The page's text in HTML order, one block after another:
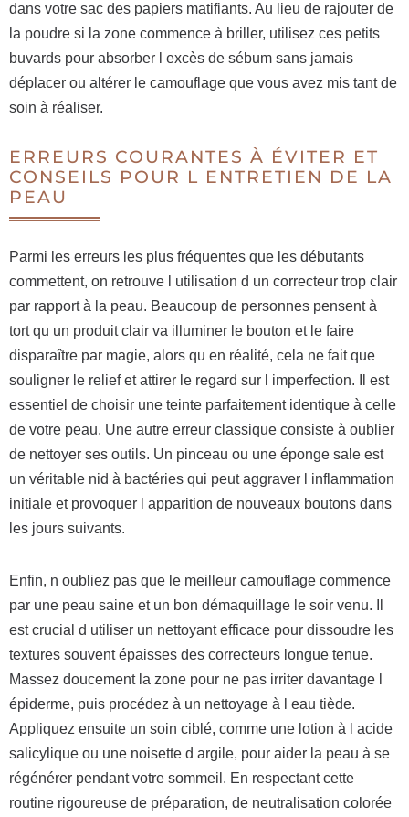
dans votre sac des papiers matifiants. Au lieu de rajouter de
la poudre si la zone commence à briller, utilisez ces petits
buvards pour absorber l excès de sébum sans jamais
déplacer ou altérer le camouflage que vous avez mis tant de
soin à réaliser.
ERREURS COURANTES À ÉVITER ET
CONSEILS POUR L ENTRETIEN DE LA
PEAU
Parmi les erreurs les plus fréquentes que les débutants
commettent, on retrouve l utilisation d un correcteur trop clair
par rapport à la peau. Beaucoup de personnes pensent à
tort qu un produit clair va illuminer le bouton et le faire
disparaître par magie, alors qu en réalité, cela ne fait que
souligner le relief et attirer le regard sur l imperfection. Il est
essentiel de choisir une teinte parfaitement identique à celle
de votre peau. Une autre erreur classique consiste à oublier
de nettoyer ses outils. Un pinceau ou une éponge sale est
un véritable nid à bactéries qui peut aggraver l inflammation
initiale et provoquer l apparition de nouveaux boutons dans
les jours suivants.
Enfin, n oubliez pas que le meilleur camouflage commence
par une peau saine et un bon démaquillage le soir venu. Il
est crucial d utiliser un nettoyant efficace pour dissoudre les
textures souvent épaisses des correcteurs longue tenue.
Massez doucement la zone pour ne pas irriter davantage l
épiderme, puis procédez à un nettoyage à l eau tiède.
Appliquez ensuite un soin ciblé, comme une lotion à l acide
salicylique ou une noisette d argile, pour aider la peau à se
régénérer pendant votre sommeil. En respectant cette
routine rigoureuse de préparation, de neutralisation colorée